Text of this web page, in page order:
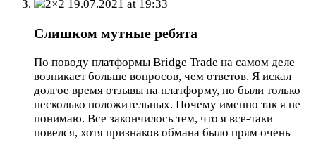
2×2 19.07.2021 at 19:33
Слишком мутные ребята
По поводу платформы Bridge Trade на самом деле
возникает больше вопросов, чем ответов. Я искал
долгое время отзывы на платформу, но были только
несколько положительных. Почему именно так я не
понимаю. Все закончилось тем, что я все-таки
повелся, хотя признаков обмана было прям очень